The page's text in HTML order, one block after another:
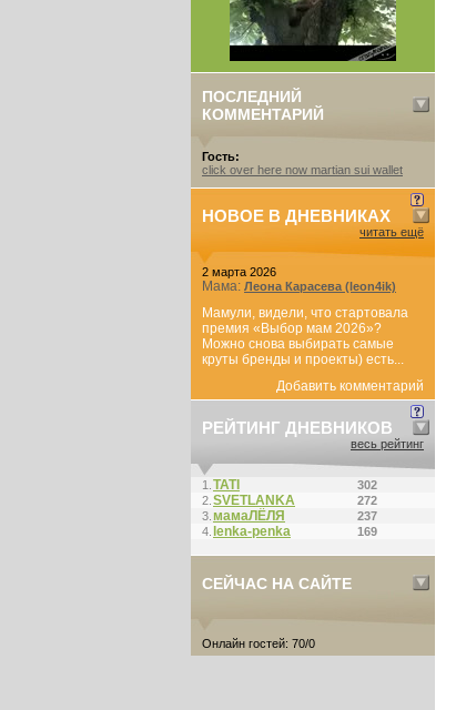
ПОСЛЕДНИЙ
КОММЕНТАРИЙ
Гость:
click over here now martian sui wallet
НОВОЕ В ДНЕВНИКАХ
читать ещё
2 марта 2026
Мама: Леона Карасева (leon4ik)
Мамули, видели, что стартовала
премия «Выбор мам 2026»?
Можно снова выбирать самые
круты бренды и проекты) есть...
Добавить комментарий
РЕЙТИНГ ДНЕВНИКОВ
весь рейтинг
1. ТАТI
302
2. SVETLANKA
272
3. мамаЛЁЛЯ
237
4. lenka-penka 169
СЕЙЧАС НА САЙТЕ
Онлайн гостей: 70/0